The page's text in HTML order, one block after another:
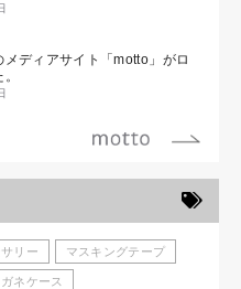
メディアサイト「motto」がロ
リー マスキングテープ
ガネケース